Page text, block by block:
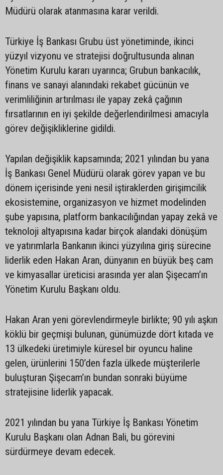
Müdürü olarak atanmasına karar verildi.
Türkiye İş Bankası Grubu üst yönetiminde, ikinci
yüzyıl vizyonu ve stratejisi doğrultusunda alınan
Yönetim Kurulu kararı uyarınca; Grubun bankacılık,
finans ve sanayi alanındaki rekabet gücünün ve
verimliliğinin artırılması ile yapay zekâ çağının
fırsatlarının en iyi şekilde değerlendirilmesi amacıyla
görev değişikliklerine gidildi.
Yapılan değişiklik kapsamında; 2021 yılından bu yana
İş Bankası Genel Müdürü olarak görev yapan ve bu
dönem içerisinde yeni nesil iştiraklerden girişimcilik
ekosistemine, organizasyon ve hizmet modelinden
şube yapısına, platform bankacılığından yapay zekâ ve
teknoloji altyapısına kadar birçok alandaki dönüşüm
ve yatırımlarla Bankanın ikinci yüzyılına giriş sürecine
liderlik eden Hakan Aran, dünyanın en büyük beş cam
ve kimyasallar üreticisi arasında yer alan Şişecam’ın
Yönetim Kurulu Başkanı oldu.
Hakan Aran yeni görevlendirmeyle birlikte; 90 yılı aşkın
köklü bir geçmişi bulunan, günümüzde dört kıtada ve
13 ülkedeki üretimiyle küresel bir oyuncu haline
gelen, ürünlerini 150’den fazla ülkede müşterilerle
buluşturan Şişecam’ın bundan sonraki büyüme
stratejisine liderlik yapacak.
2021 yılından bu yana Türkiye İş Bankası Yönetim
Kurulu Başkanı olan Adnan Bali, bu görevini
sürdürmeye devam edecek.